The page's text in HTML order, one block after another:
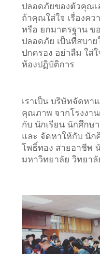
ปลอดภัยของตัวคุณเ
ถ้าคุณใส่ใจ เรื่องค
หรือ ยกมาตรฐาน ข
ปลอดภัย เป็นที่สบาย
ปกครอง อย่าลืม ใส่
ห้องปฏิบัติการ
เราเป็น บริษัทจัดหา
คุณภาพ จากโรงงา
กับ นักเรียน นักศึกษ
และ จัดหาให้กับ นัก
โพธิ์ทอง สายอาชีพ
มหาวิทยาลัย วิทยา